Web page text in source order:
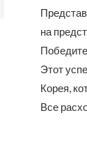
на
Этот
Корея,
Все